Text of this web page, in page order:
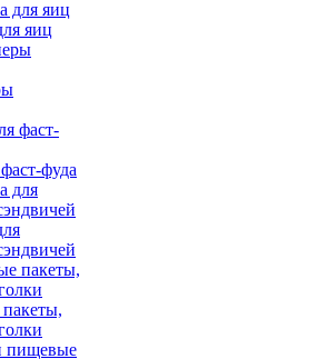
яиц
фуда